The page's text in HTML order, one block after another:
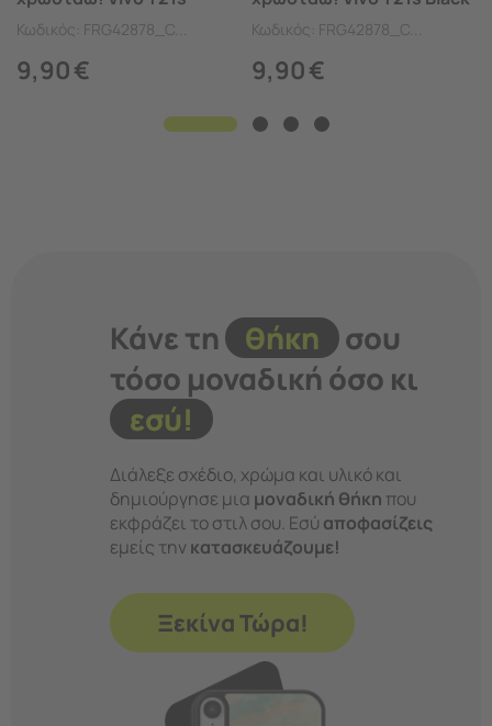
Σιλικόνη)
Κωδικός: FRG42878_C...
9,90€
Κωδικός: FRG42878_C...
9,90€
Κάνε τη θήκη
σου
τόσο μοναδική όσο κι
εσύ!
Διάλεξε σχέδιο, χρώμα και υλικό και
δημιούργησε μια μοναδική θήκη που
εκφράζει το στιλ σου. Εσύ αποφασίζεις
εμείς την κατασκευάζουμε!
Ξεκίνα Τώρα!